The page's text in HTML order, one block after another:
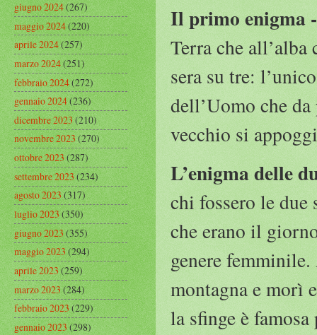
Il primo enigma -
Terra che
sera su tre:
dell’Uomo che
vecchio si
L’enigma delle
chi fossero le due
che erano il
genere
montagna e morì
la sfinge è
giugno 2024(267)
maggio 2024(220)
aprile 2024(257)
marzo 2024(251)
febbraio 2024(272)
gennaio 2024(236)
dicembre 2023(210)
novembre 2023(270)
ottobre 2023(287)
settembre 2023(234)
agosto 2023(317)
luglio 2023(350)
giugno 2023(355)
maggio 2023(294)
aprile 2023(259)
marzo 2023(284)
febbraio 2023(229)
gennaio 2023(298)